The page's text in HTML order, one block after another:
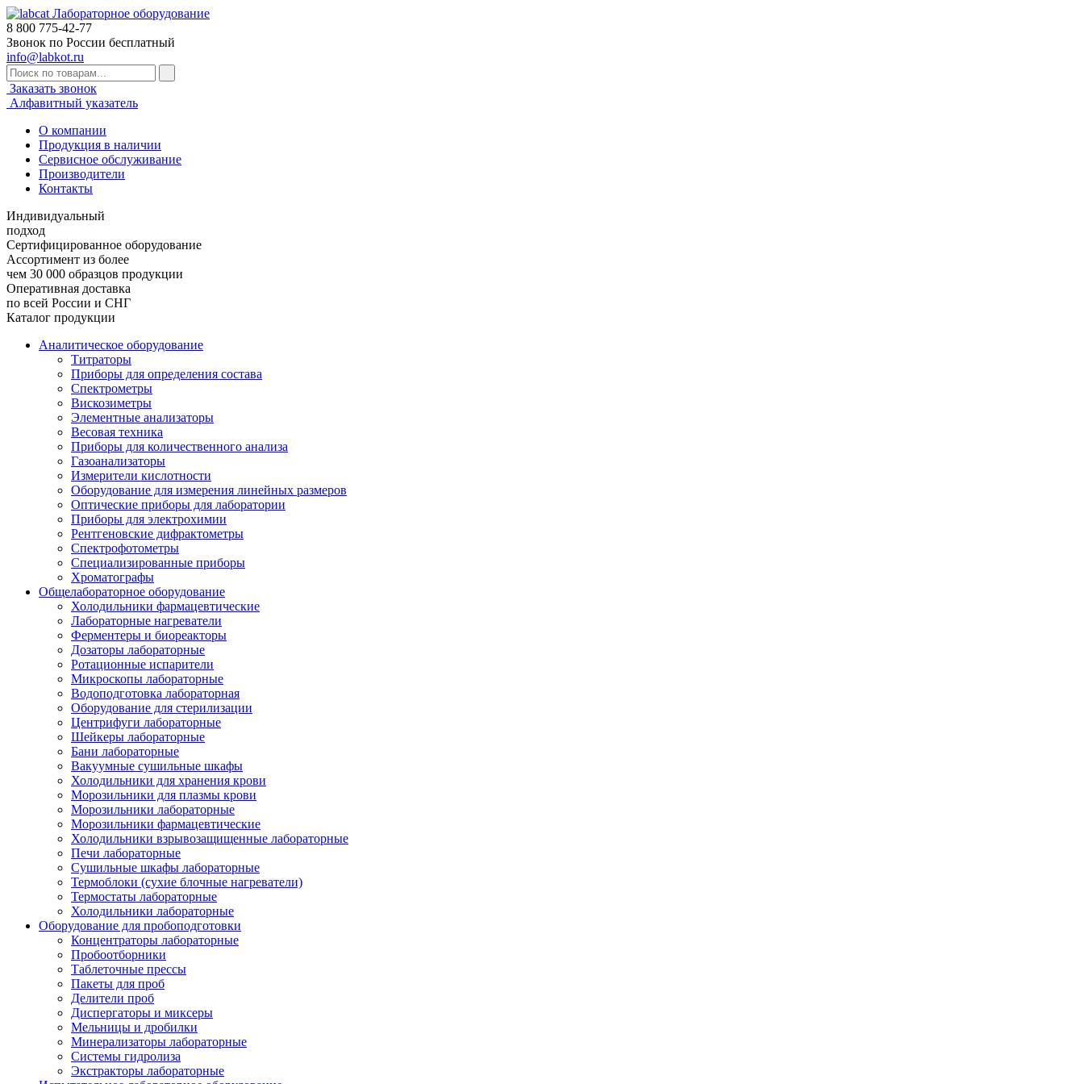
Лабораторное оборудование
8 800 775-42-77
Звонок по России бесплатный
info@labkot.ru
Заказать звонок
Алфавитный указатель
О компании
Продукция в наличии
Сервисное обслуживание
Производители
Контакты
Индивидуальный
подход
Сертифицированное оборудование
Ассортимент из более
чем 30 000 образцов продукции
Оперативная доставка
по всей России и СНГ
Каталог продукции
Аналитическое оборудование
Титраторы
Приборы для определения состава
Спектрометры
Вискозиметры
Элементные анализаторы
Весовая техника
Приборы для количественного анализа
Газоанализаторы
Измерители кислотности
Оборудование для измерения линейных размеров
Оптические приборы для лаборатории
Приборы для электрохимии
Рентгеновские дифрактометры
Спектрофотометры
Специализированные приборы
Хроматографы
Общелабораторное оборудование
Холодильники фармацевтические
Лабораторные нагреватели
Ферментеры и биореакторы
Дозаторы лабораторные
Ротационные испарители
Микроскопы лабораторные
Водоподготовка лабораторная
Оборудование для стерилизации
Центрифуги лабораторные
Шейкеры лабораторные
Бани лабораторные
Вакуумные сушильные шкафы
Холодильники для хранения крови
Морозильники для плазмы крови
Морозильники лабораторные
Морозильники фармацевтические
Холодильники взрывозащищенные лабораторные
Печи лабораторные
Сушильные шкафы лабораторные
Термоблоки (сухие блочные нагреватели)
Термостаты лабораторные
Холодильники лабораторные
Оборудование для пробоподготовки
Концентраторы лабораторные
Пробоотборники
Таблеточные прессы
Пакеты для проб
Делители проб
Диспергаторы и миксеры
Мельницы и дробилки
Минерализаторы лабораторные
Системы гидролиза
Экстракторы лабораторные